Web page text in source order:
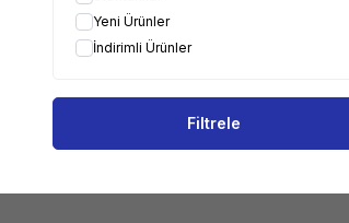
Yeni Ürünler
İndirimli Ürünler
Filtrele